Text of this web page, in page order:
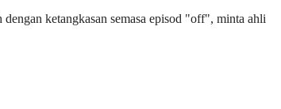
ketangkasan semasa episod "off", minta ahli